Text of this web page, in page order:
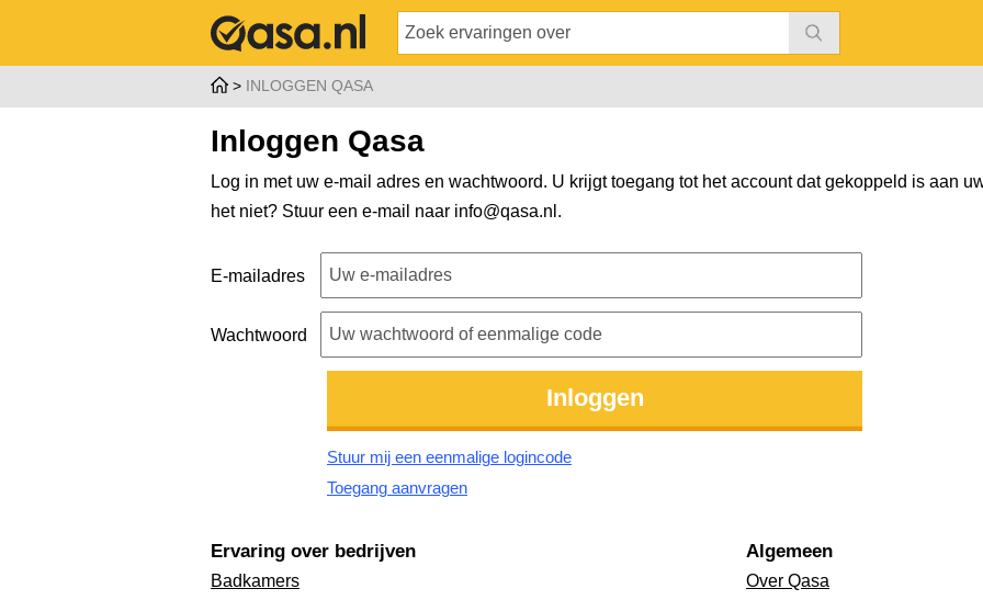
INLOGGEN QASA
Inloggen Qasa
Log in met uw e-mail adres en wachtwoord. U krijgt toegang tot het account dat gekoppeld is aan
het niet? Stuur een e-mail naar info@qasa.nl .
E-mailadres
Wachtwoord
Stuur mij een eenmalige logincode
Toegang aanvragen
Ervaring over bedrijven
Badkamers
Algemeen
Over Qasa